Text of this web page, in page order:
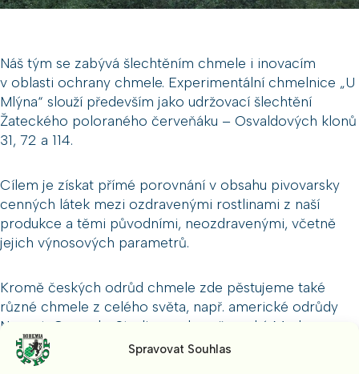
Spravovat Souhlas
Náš tým se zabývá šlechtěním chmele i inovacím
v oblasti ochrany chmele. Experimentální chmelnice „U
Mlýna“ slouží především jako udržovací šlechtění
Žateckého poloraného červeňáku – Osvaldových klonů
31, 72 a 114.
Cílem je získat přímé porovnání v obsahu pivovarsky
cenných látek mezi ozdravenými rostlinami z naší
produkce a těmi původními, neozdravenými, včetně
jejich výnosových parametrů.
Kromě českých odrůd chmele zde pěstujeme také
různé chmele z celého světa, např. americké odrůdy
Nugget, Cascade, Sterling, nebo německý Merkur,
Taurus, Herkules či Magnum, případně nové
experimentální genotypy chmele, které ještě nedostaly